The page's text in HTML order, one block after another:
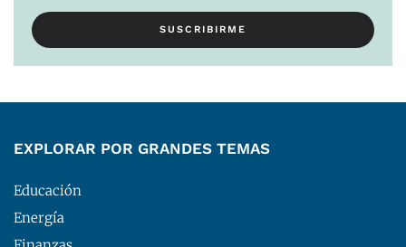
EXPLORAR POR GRANDES TEMAS
Educación
Energía